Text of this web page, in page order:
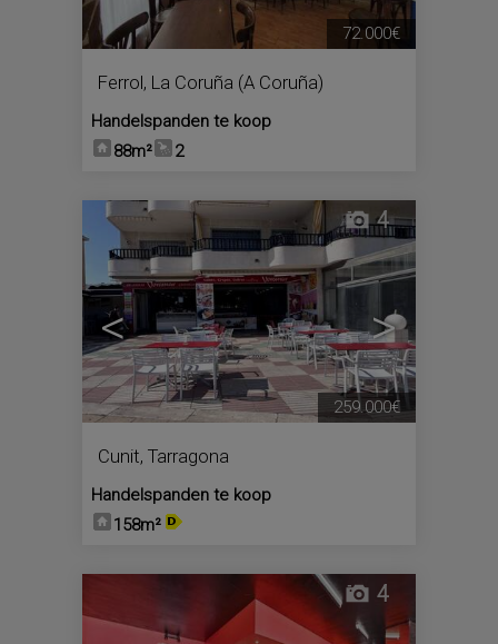
Ferrol, La Coruña (A Coruña)
Handelspanden te koop
88m²
2
72.000€
< >
4
Cunit, Tarragona
Handelspanden te koop
158m²
259.000€
4